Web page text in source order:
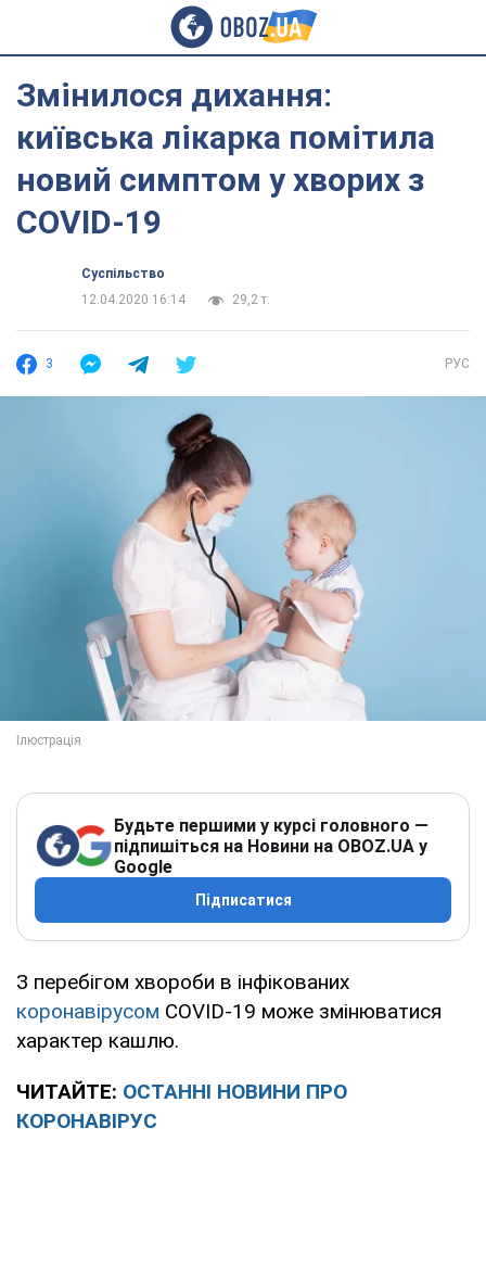
Змінилося дихання:
київська лікарка помітила
новий симптом у хворих з
COVID-19
Суспільство
12.04.2020 16:14
29,2 т.
3 РУС
Будьте першими у курсі головного —
підпишіться на Новини на OBOZ.UA у
Google
Підписатися
З перебігом хвороби в інфікованих
коронавірусом COVID-19 може змінюватися
характер кашлю.
ЧИТАЙТЕ: ОСТАННІ НОВИНИ ПРО
КОРОНАВІРУС